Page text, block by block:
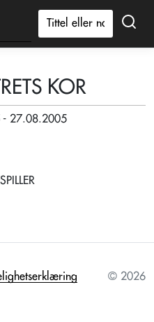
KOR
- 27.08.2005
© 2026